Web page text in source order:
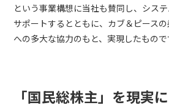
という事業構想に当社も賛同し、シス
サポートするとともに、カブ＆ピース
への多大な協力のもと、実現したもので
「国民総株主」を現実